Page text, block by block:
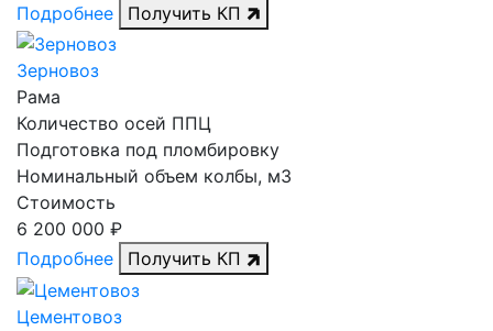
Подробнее
Получить КП
Зерновоз
Рама
Количество осей ППЦ
Подготовка под пломбировку
Номинальный объем колбы, м3
Стоимость
6 200 000 ₽
Подробнее
Получить КП
Цементовоз